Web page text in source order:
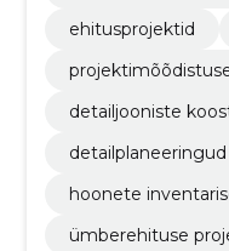
ehitusprojektid
detailjooniste
detailplaneeringud
hoonete
ümberehituse